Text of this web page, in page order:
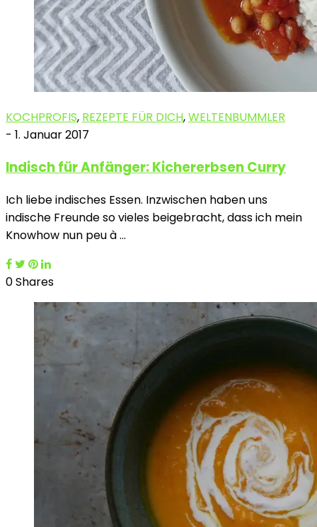
KOCHPROFIS, REZEPTE FÜR DICH,WELTENBUMMLER
- 1. Januar 2017
Indisch für Anfänger: Kichererbsen Curry
Ich liebe indisches Essen. Inzwischen haben uns
indische Freunde so vieles beigebracht, dass ich mein
Knowhow nun peu à …
0 Shares